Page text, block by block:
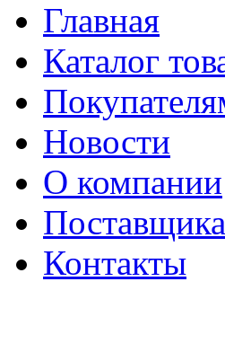
Главная
Каталог
Новости
О компании
Контакты